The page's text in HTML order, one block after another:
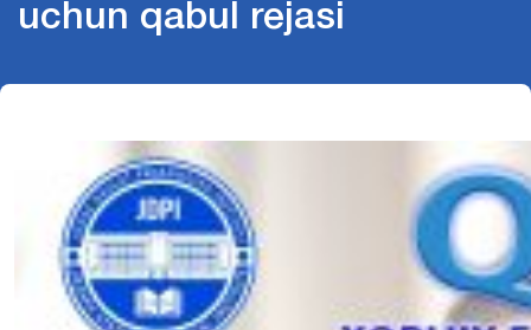
uchun qabul rejasi